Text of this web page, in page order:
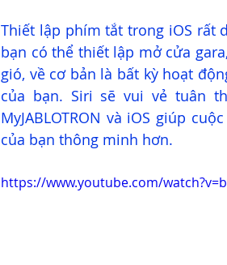
Thiết lập phím tắt trong iOS rất
bạn có thể thiết lập mở cửa
gió, về cơ bản là bất kỳ hoạt
của bạn. Siri sẽ vui vẻ tuân
MyJABLOTRON và iOS giúp
của bạn thông minh hơn.
https://www.youtube.com/